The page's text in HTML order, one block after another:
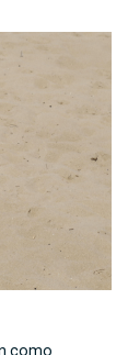
como